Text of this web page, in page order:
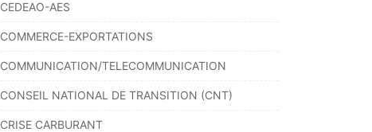
CEDEAO-AES
COMMERCE-EXPORTATIONS
COMMUNICATION/TELECOMMUNICATION
CONSEIL NATIONAL DE TRANSITION (CNT)
CRISE CARBURANT